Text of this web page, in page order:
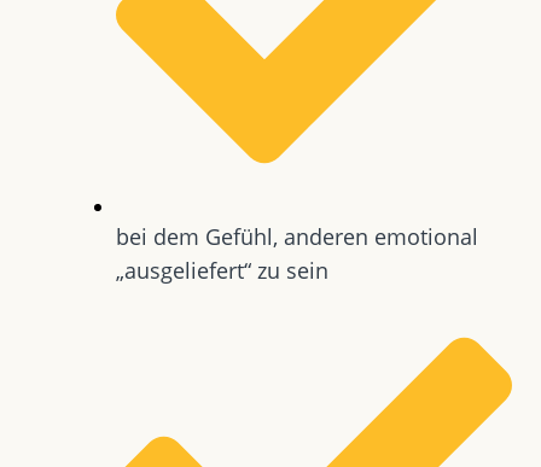
bei dem Gefühl, anderen emotional
„ausgeliefert“ zu sein